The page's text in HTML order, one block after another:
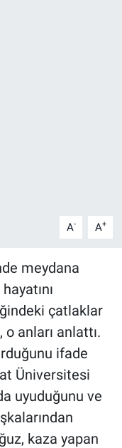
A- A+
meydana
çatlaklar
o anları anlattı.
ifade
Üniversitesi
uyuduğunu ve
kaza yapan